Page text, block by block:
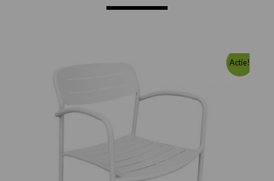
Actie!
Oorspronkelijke